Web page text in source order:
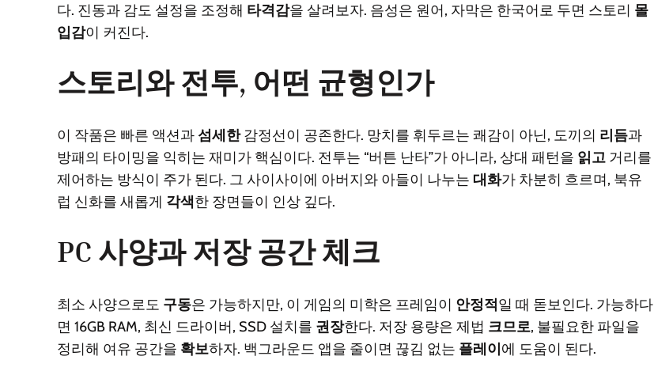
다. 진동과 감도 설정을 조정해 타격감을 살려보자. 음성은 원어, 자막은 한국어로 두면 스토리 몰
입감이 커진다.
스토리와 전투, 어떤 균형인가
이 작품은 빠른 액션과섬세한감정선이 공존한다. 망치를 휘두르는 쾌감이 아닌, 도끼의 리듬과
방패의 타이밍을 익히는 재미가 핵심이다. 전투는 “버튼 난타”가 아니라, 상대 패턴을 읽고 거리를
제어하는 방식이 주가 된다. 그 사이사이에 아버지와 아들이 나누는 대화가 차분히 흐르며, 북유
럽 신화를 새롭게 각색한 장면들이 인상 깊다.
PC 사양과 저장 공간 체크
최소 사양으로도 구동은 가능하지만, 이 게임의 미학은 프레임이 안정적일 때 돋보인다. 가능하다
면 16GB RAM, 최신 드라이버, SSD 설치를 권장한다. 저장 용량은 제법 크므로, 불필요한 파일을
정리해 여유 공간을 확보하자. 백그라운드 앱을 줄이면 끊김 없는 플레이에 도움이 된다.